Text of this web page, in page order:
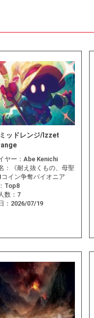
ッドレンジ/Izzet
ヤー： Abe Kenichi
：
《耐え抜くもの、母聖
コイン争奪パイオニア
Top8
数： 7
： 2026/07/19